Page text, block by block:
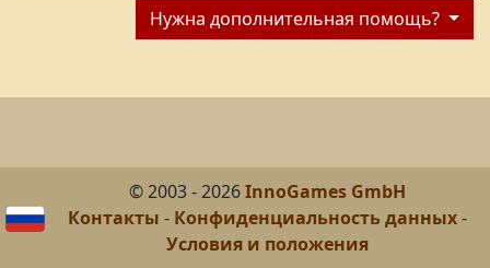
Нужна дополнительная помощь?
© 2003 - 2026InnoGames GmbH
Контакты - Конфиденциальность данных-
Условия и положения